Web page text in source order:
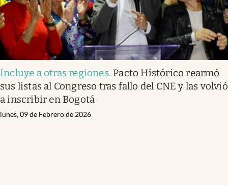
Incluye a otras regiones. Pacto Histórico rearmó
sus listas al Congreso tras fallo del CNE y las volvió
a inscribir en Bogotá
lunes, 09 de Febrero de 2026